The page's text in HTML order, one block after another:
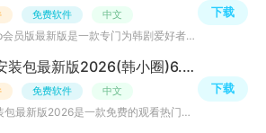
免费软件 中文
韩小圈app会员版最新版是一款专门为韩剧爱好者开发的视频播放软件，无论您是对韩剧情节感兴趣，还是希望学习
下载
韩剧tv安装包最新版2026(韩小圈)6.9 手机版
免费软件 中文
韩剧tv安装包最新版2026是一款免费的观看热门韩剧大全的软件，该版本为2024最新版本，韩剧、韩综、韩影应有
下载